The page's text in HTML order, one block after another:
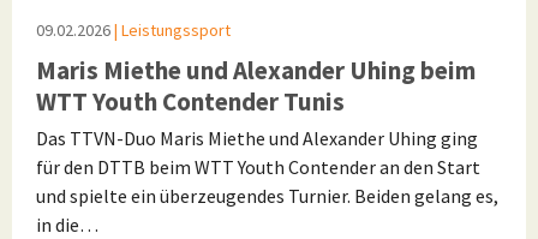
09.02.2026| Leistungssport
Maris Miethe und Alexander Uhing beim
WTT Youth Contender Tunis
Das TTVN-Duo Maris Miethe und Alexander Uhing ging
für den DTTB beim WTT Youth Contender an den Start
und spielte ein überzeugendes Turnier. Beiden gelang es,
in die…